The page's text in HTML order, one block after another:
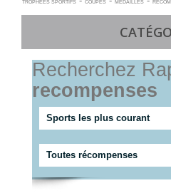
TROPHÉES SPORTIFS COUPES MÉDAILLES
Recherchez
recompenses
Sports les plus courant
Toutes récompenses